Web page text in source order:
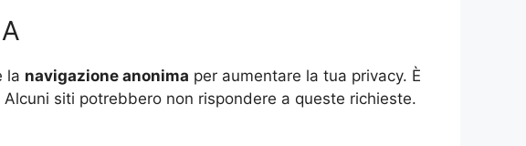
la navigazione anonima per aumentare la tua privacy. È
siti potrebbero non rispondere a queste richieste.